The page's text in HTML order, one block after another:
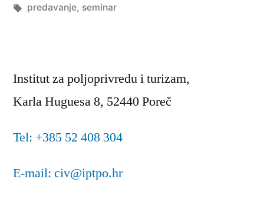
Oznake:
predavanje, seminar
Institut za poljoprivredu i turizam,
Karla Huguesa 8, 52440 Poreč
Tel: +385 52 408 304
E-mail: civ@iptpo.hr